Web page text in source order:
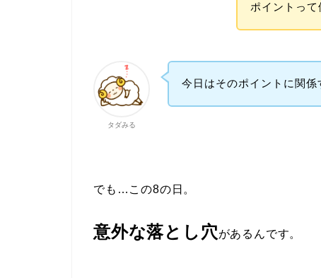
ポイントって
タダみる
今日はそのポイントに関係
でも…この8の日。
意外な落とし穴があるんです。